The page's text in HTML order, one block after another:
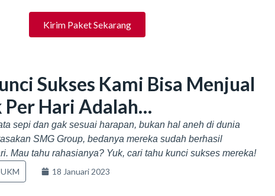
Kirim Paket Sekarang
Sukses Kami Bisa Menjual
Per Hari Adalah…
sepi dan gak sesuai harapan, bukan hal aneh di dunia
SMG Group, bedanya mereka sudah berhasil
Mau tahu rahasianya? Yuk, cari tahu kunci sukses mereka!
18 Januari 2023